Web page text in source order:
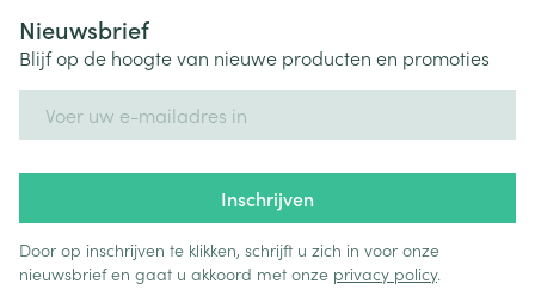
Nieuwsbrief
Blijf op de hoogte van nieuwe producten en promoties
Inschrijven
Door op inschrijven te klikken, schrijft u zich in voor onze
nieuwsbrief en gaat u akkoord met onze privacy policy.